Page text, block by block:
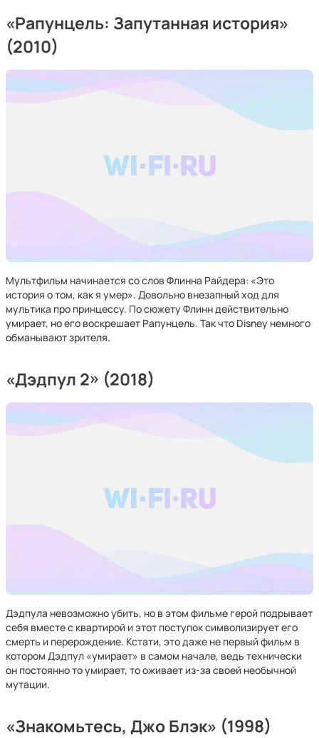
«Рапунцель: Запутанная история»
(2010)
Мультфильм начинается со слов Флинна Райдера: «Это
история о том, как я умер». Довольно внезапный ход для
мультика про принцессу. По сюжету Флинн действительно
умирает, но его воскрешает Рапунцель. Так что Disney немного
обманывают зрителя.
«Дэдпул 2» (2018)
Дэдпула невозможно убить, но в этом фильме герой подрывает
себя вместе с квартирой и этот поступок символизирует его
смерть и перерождение. Кстати, это даже не первый фильм в
котором Дэдпул «умирает» в самом начале, ведь технически
он постоянно то умирает, то оживает из-за своей необычной
мутации.
«Знакомьтесь, Джо Блэк» (1998)